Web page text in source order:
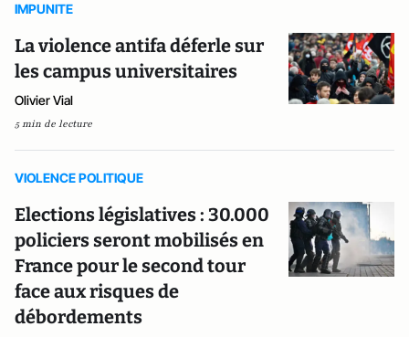
IMPUNITE
La violence antifa déferle sur
les campus universitaires
Olivier Vial
5 min de lecture
VIOLENCE POLITIQUE
Elections législatives : 30.000
policiers seront mobilisés en
France pour le second tour
face aux risques de
débordements